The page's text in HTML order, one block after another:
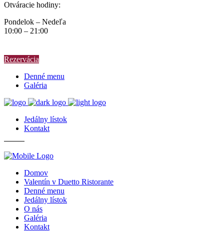
Otváracie hodiny:
Pondelok – Nedeľa
10:00 – 21:00
Rezervácia
Denné menu
Galéria
Jedálny lístok
Kontakt
Domov
Valentín v Duetto Ristorante
Denné menu
Jedálny lístok
O nás
Galéria
Kontakt